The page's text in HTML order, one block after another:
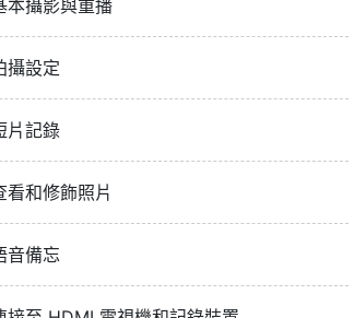
本攝影與重播
攝設定
片記錄
看和修飾照片
音備忘